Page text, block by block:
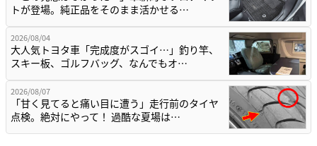
トが登場。純正品をそのまま活かせる…
2026/08/04
大人気トヨタ車「完成度がスゴイ…」釣り竿、
スキー板、ゴルフバッグ、なんでもオ…
2026/08/07
「甘く見てると痛い目に遭う」走行前のタイヤ
点検。絶対にやって！ 過酷な夏場は…